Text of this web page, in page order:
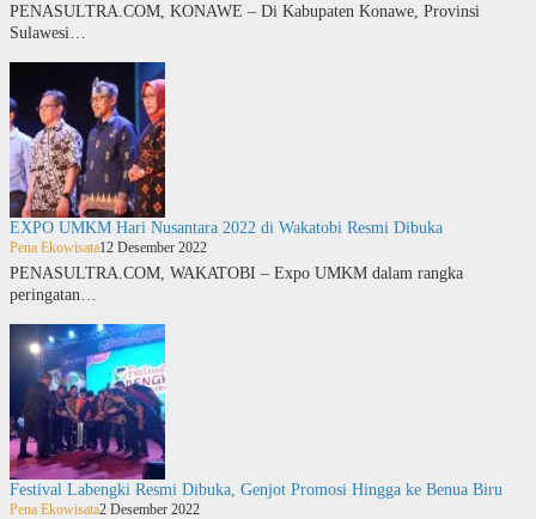
PENASULTRA.COM, KONAWE – Di Kabupaten Konawe, Provinsi
Sulawesi…
EXPO UMKM Hari Nusantara 2022 di Wakatobi Resmi Dibuka
Pena Ekowisata12 Desember 2022
PENASULTRA.COM, WAKATOBI – Expo UMKM dalam rangka
peringatan…
Festival Labengki Resmi Dibuka, Genjot Promosi Hingga ke Benua Biru
Pena Ekowisata2 Desember 2022